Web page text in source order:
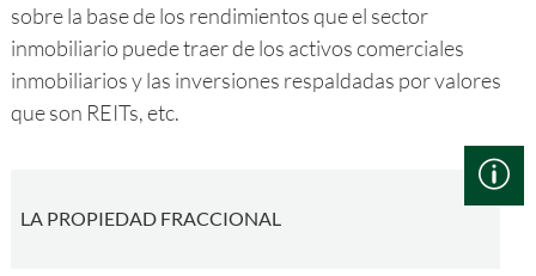
sobre la base de los rendimientos que el sector
inmobiliario puede traer de los activos comerciales
inmobiliarios y las inversiones respaldadas por valores
que son REITs, etc.
LA PROPIEDAD FRACCIONAL